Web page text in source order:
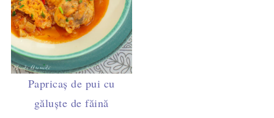
Papricaș de pui cu
găluște de făină